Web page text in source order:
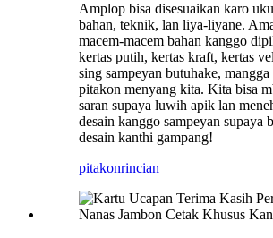
Amplop bisa disesuaikan karo
bahan, teknik, lan liya-liyane.
macem-macem bahan kanggo
kertas putih, kertas kraft, kertas
sing sampeyan butuhake,
pitakon menyang kita. Kita bisa
saran supaya luwih apik lan
desain kanggo sampeyan supaya
desain kanthi gampang!
pitakonrincian